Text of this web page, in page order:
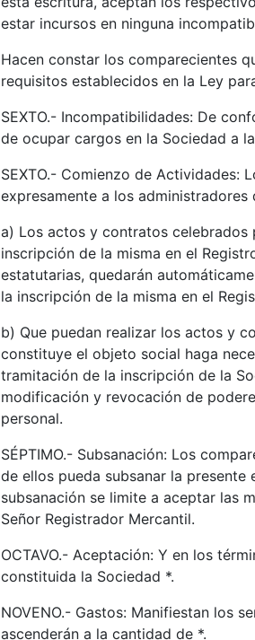
estar incursos en ninguna
Hacen constar los comparecientes
requisitos establecidos en la Ley
SEXTO.- Incompatibilidades: De
de ocupar cargos en la Sociedad a
SEXTO.- Comienzo de Actividades:
expresamente a los
a) Los actos y contratos celebrados
inscripción de la misma en el
estatutarias, quedarán
la inscripción de la misma en el
b) Que puedan realizar los actos y
constituye el objeto social haga
tramitación de la inscripción de la
modificación y revocación de
personal.
SÉPTIMO.- Subsanación: Los
de ellos pueda subsanar la
subsanación se limite a aceptar las
Señor Registrador Mercantil.
OCTAVO.- Aceptación: Y en los
constituida la Sociedad *.
NOVENO.- Gastos: Manifiestan los
ascenderán a la cantidad de *.